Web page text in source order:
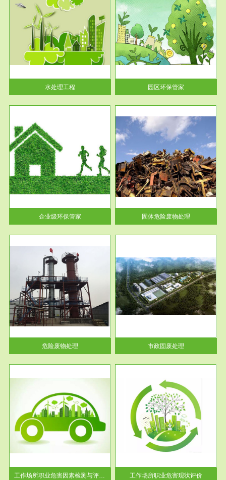
水处理工程
服务范围
园区环保管家
2016 年 4 月，环保部下发《关
于积极发挥环境保护作用促进供
给侧结...
园区环保管家
企业级环保管家
服务范围
固体危险废物处理
固体废物解释：固体废物是指人
们在生产建设、日常生活和其他
活动中...
固体危险废物处理
危险废物处理
服务范围
市政固废处理
蔚蓝生态环境科技所从事的市政
废物处理业务包括市政废物的处
理处...
市政固废处理
工作场所职业危害因素检测与评价...
服务范围
工作场所职业危害现状评价
【现状评价意义】：具体因素---
-通过质谱分析等多种手段明确
工作场...
工作场所职业危害现状评价